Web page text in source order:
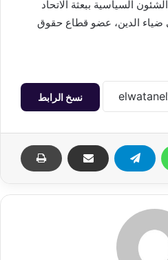
السياسية ببعثة الاتحاد
ضياء الدين، عضو قطاع حقوق
نسخ الرابط